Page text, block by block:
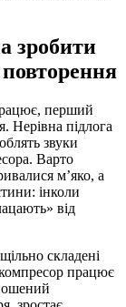
зробити
перший
Нерівна підлога
звуки
Варто
м’яко, а
інколи
від
складені
працює